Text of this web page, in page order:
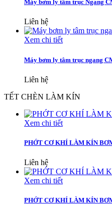
Máy bơm ly tâm trục Ngang
Liên hệ
Xem chi tiết
Máy bơm ly tâm trục ngang
Liên hệ
TẾT CHÈN LÀM KÍN
Xem chi tiết
PHỚT CƠ KHÍ LÀM KÍN
Liên hệ
Xem chi tiết
PHỚT CƠ KHÍ LÀM KÍN